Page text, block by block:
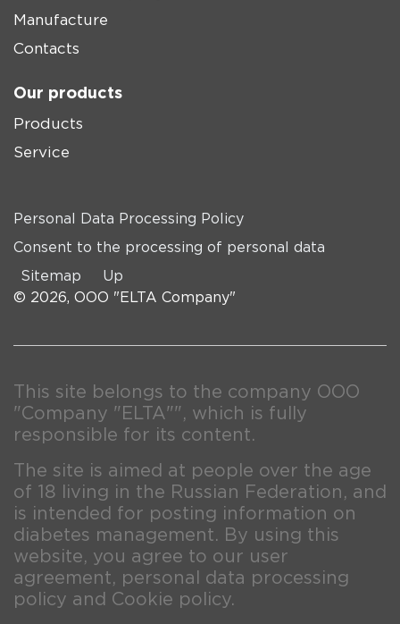
Manufacture
Contacts
Our products
Products
Service
Personal Data Processing Policy
Consent to the processing of personal data
Sitemap
Up
© 2026, OOO "ELTA Company"
This site belongs to the company OOO
"Company "ELTA"", which is fully
responsible for its content.
The site is aimed at people over the age
of 18 living in the Russian Federation, and
is intended for posting information on
diabetes management. By using this
website, you agree to our user
agreement, personal data processing
policy and Cookie policy.